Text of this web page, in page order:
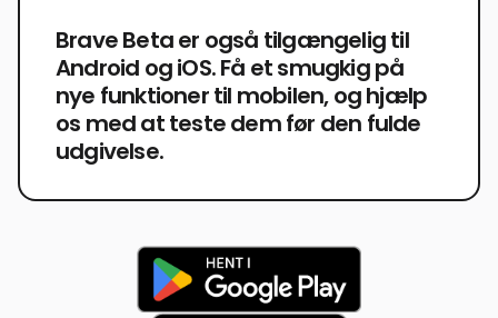
Brave Beta er også tilgængelig til
Android og iOS. Få et smugkig på
nye funktioner til mobilen, og hjælp
os med at teste dem før den fulde
udgivelse.